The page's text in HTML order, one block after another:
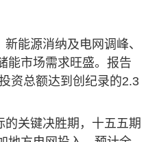
能源消纳及电网调峰、
能市场需求旺盛。报告
资总额达到创纪录的2.3
关键决胜期‌，十五五期